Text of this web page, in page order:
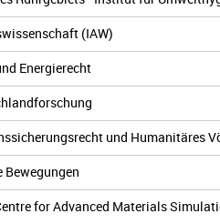
(IAW)
Energierecht
und Humanitäres
for Advanced Materials